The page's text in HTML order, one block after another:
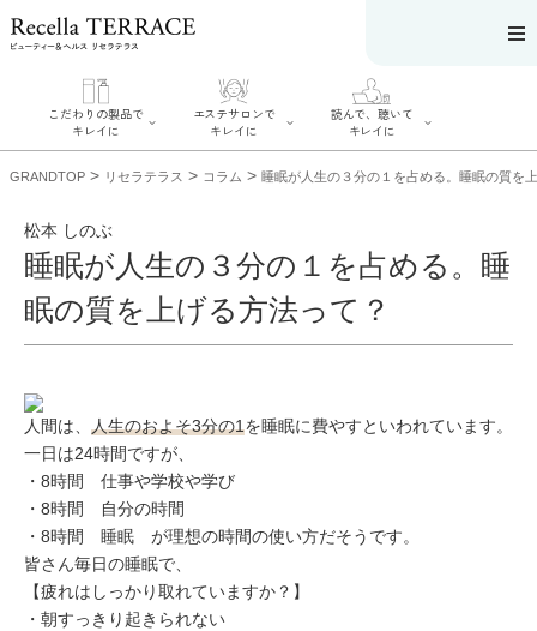
こだわりの製品で
キレイに
こだわりの製品
でキレイに
SERIES#01 私た
SERIES#03 無
添加化粧品につ
いて
エステサロンで
キレイに
キレイに
リフティング認
す
リフティング認
肌改善のプロと
は？
読んで、聴いて
キレイに
読んで、聴いてキ
レイに
リセラジャーナ
奥迫協子スペシ
ャルコンテンツ
ミューズへの伝
GRANDTOP > リセラテラス > コラム > 睡眠が人生の３分の１を占める。睡眠の質を
松本 しのぶ
睡眠が人生の３分の１を占める。睡
眠の質を上げる方法って？
人間は、 人生のおよそ3分の1を睡眠に費やすといわれています。
一日は24時間ですが、
・8時間 仕事や学校や学び
・8時間 自分の時間
・8時間 睡眠 が理想の時間の使い方だそうです。
皆さん毎日の睡眠で、
【疲れはしっかり取れていますか？】
・朝すっきり起きられない